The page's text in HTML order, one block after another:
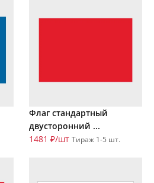
Флаг стандартный
двусторонний ...
1481 ₽/шт Тираж 1-5 шт.